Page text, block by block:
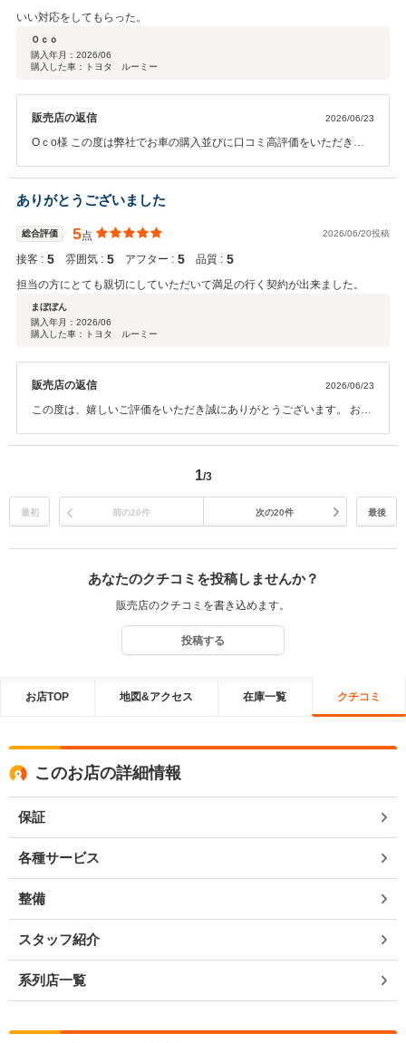
いい対応をしてもらった。
Ｏｃｏ
購入年月： 2026/06
購入した車：トヨタ ルーミー
販売店の返信 2026/06/23
Oｃo様 この度は弊社でお車の購入並びに口コミ高評価をいただき誠
いをさせていただきいつもありがとうございます。 今後とも末永くお
付き合いをさせていただきますのでよろしくお願いいたします。
ありがとうございました
総合評価 5点 2026/06/20投稿
接客 : 5 雰囲気 : 5 アフター : 5 品質 : 5
担当の方にとても親切にしていただいて満足の行く契約が出来ました。
まぼぼん
購入年月： 2026/06
購入した車：トヨタ ルーミー
販売店の返信 2026/06/23
この度は、嬉しいご評価をいただき誠にありがとうございます。 お客
ます。 これからも安心・安全なカーライフをサポートできるよう努め
今後ともよろしくお願いいたします
1/3
最初 前の20件 次の20件 最後
あなたのクチコミを投稿しませんか？
販売店のクチコミを書き込めます。
投稿する
お店TOP 地図&アクセス 在庫一覧 クチコミ
このお店の詳細情報
保証
各種サービス
整備
スタッフ紹介
系列店一覧